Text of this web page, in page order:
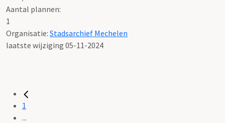
Aantal plannen:
1
Organisatie: Stadsarchief Mechelen
laatste wijziging 05-11-2024
1
...